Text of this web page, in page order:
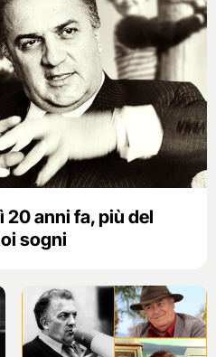
20 anni fa, più del
sogni